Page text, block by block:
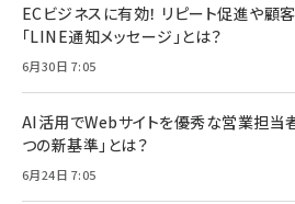
ECビジネスに有効！ リピート促進や顧
「LINE通知メッセージ」とは？
6月30日 7:05
AI活用でWebサイトを優秀な営業担当
つの新基準」とは？
6月24日 7:05